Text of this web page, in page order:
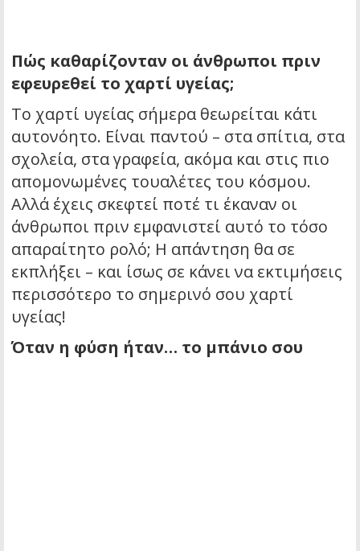
Πώς καθαρίζονταν οι άνθρωποι πριν
εφευρεθεί το χαρτί υγείας;
Το χαρτί υγείας σήμερα θεωρείται κάτι
αυτονόητο. Είναι παντού – στα σπίτια, στα
σχολεία, στα γραφεία, ακόμα και στις πιο
απομονωμένες τουαλέτες του κόσμου.
Αλλά έχεις σκεφτεί ποτέ τι έκαναν οι
άνθρωποι πριν εμφανιστεί αυτό το τόσο
απαραίτητο ρολό; Η απάντηση θα σε
εκπλήξει – και ίσως σε κάνει να εκτιμήσεις
περισσότερο το σημερινό σου χαρτί
υγείας!
Όταν η φύση ήταν… το μπάνιο σου